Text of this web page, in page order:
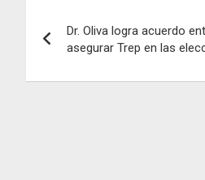
de
entradas
Dr. Oliva logra acuerdo
asegurar Trep en las